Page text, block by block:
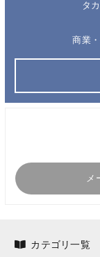
タ
商業
メ
カテゴリ一覧